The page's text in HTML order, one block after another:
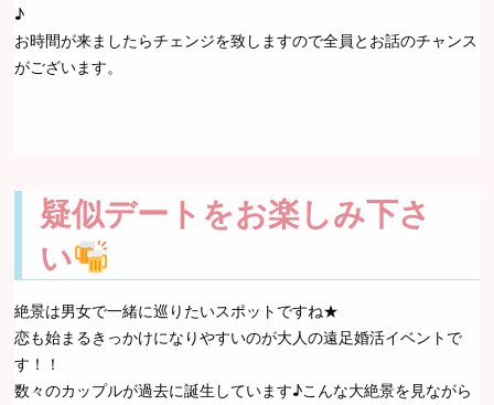
♪
お時間が来ましたらチェンジを致しますので全員とお話のチャンス
がございます。
疑似デートをお楽しみ下さ
い
絶景は男女で一緒に巡りたいスポットですね★
恋も始まるきっかけになりやすいのが大人の遠足婚活イベントで
す！！
数々のカップルが過去に誕生しています♪こんな大絶景を見ながら